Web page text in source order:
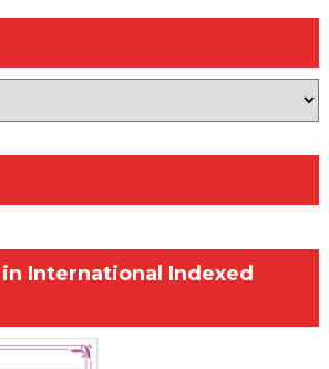
International Indexed